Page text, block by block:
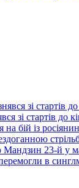
зі стартів до
бій із
Мандзин 23-й у
в